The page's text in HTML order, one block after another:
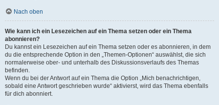
Nach oben
Wie kann ich ein Lesezeichen auf ein Thema setzen oder ein Thema
abonnieren?
Du kannst ein Lesezeichen auf ein Thema setzen oder es abonnieren, in dem
du die entsprechende Option in den „Themen-Optionen“ auswählst, die sich
normalerweise ober- und unterhalb des Diskussionsverlaufs des Themas
befinden.
Wenn du bei der Antwort auf ein Thema die Option „Mich benachrichtigen,
sobald eine Antwort geschrieben wurde“ aktivierst, wird das Thema ebenfalls
für dich abonniert.